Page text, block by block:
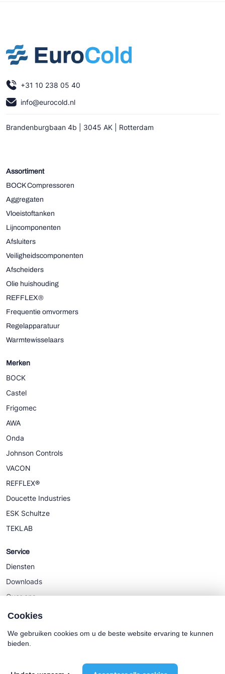
+31 10 238 05 40
info@eurocold.nl
Brandenburgbaan 4b | 3045 AK | Rotterdam
Assortiment
BOCK Compressoren
Aggregaten
Vloeistoftanken
Lijncomponenten
Afsluiters
Veiligheidscomponenten
Afscheiders
Olie huishouding
REFFLEX®
Frequentie omvormers
Regelapparatuur
Warmtewisselaars
Merken
BOCK
Castel
Frigomec
AWA
Onda
Johnson Controls
VACON
REFFLEX®
Doucette Industries
ESK Schultze
TEKLAB
Service
Diensten
Downloads
Over ons
Nieuws
Algemene Voorwaarden
Cookies
We gebruiken cookies om u de beste website ervaring te kunnen
bieden.